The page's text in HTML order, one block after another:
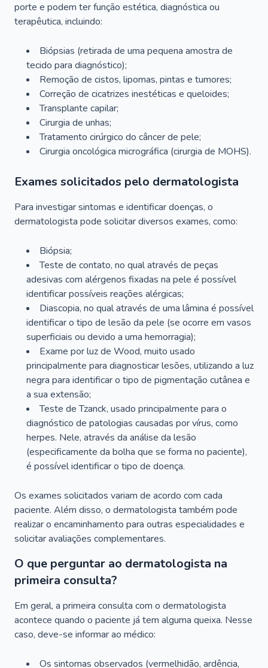
porte e podem ter função estética, diagnóstica ou
terapêutica, incluindo:
Biópsias (retirada de uma pequena amostra de
tecido para diagnóstico);
Remoção de cistos, lipomas, pintas e tumores;
Correção de cicatrizes inestéticas e queloides;
Transplante capilar;
Cirurgia de unhas;
Tratamento cirúrgico do câncer de pele;
Cirurgia oncológica micrográfica (cirurgia de MOHS).
Exames solicitados pelo dermatologista
Para investigar sintomas e identificar doenças, o
dermatologista pode solicitar diversos exames, como:
Biópsia;
Teste de contato, no qual através de peças
adesivas com alérgenos fixadas na pele é possível
identificar possíveis reações alérgicas;
Diascopia, no qual através de uma lâmina é possível
identificar o tipo de lesão da pele (se ocorre em vasos
superficiais ou devido a uma hemorragia);
Exame por luz de Wood, muito usado
principalmente para diagnosticar lesões, utilizando a luz
negra para identificar o tipo de pigmentação cutânea e
a sua extensão;
Teste de Tzanck, usado principalmente para o
diagnóstico de patologias causadas por vírus, como
herpes. Nele, através da análise da lesão
(especificamente da bolha que se forma no paciente),
é possível identificar o tipo de doença.
Os exames solicitados variam de acordo com cada
paciente. Além disso, o dermatologista também pode
realizar o encaminhamento para outras especialidades e
solicitar avaliações complementares.
O que perguntar ao dermatologista na
primeira consulta?
Em geral, a primeira consulta com o dermatologista
acontece quando o paciente já tem alguma queixa. Nesse
caso, deve-se informar ao médico:
Os sintomas observados (vermelhidão, ardência,